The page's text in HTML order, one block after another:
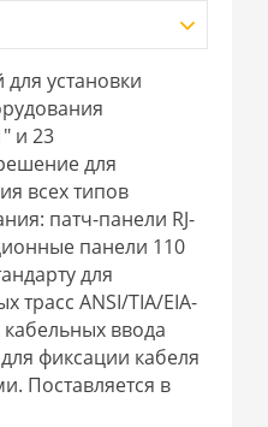
установки
и 23
для
всех типов
патч-панели RJ-
панели 110
для
трасс ANSI/TIA/EIA-
ввода
фиксации кабеля
Поставляется в